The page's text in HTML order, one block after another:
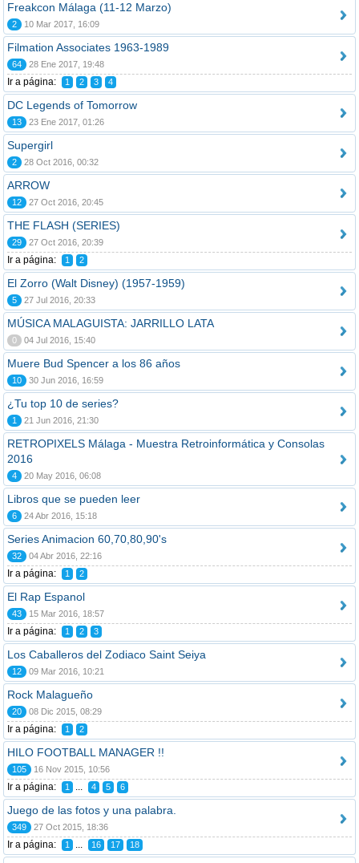
Freakcon Málaga (11-12 Marzo)
2 10 Mar 2017, 16:09
Filmation Associates 1963-1989
64 28 Ene 2017, 19:48
Ir a página: 1 2 3 4
DC Legends of Tomorrow
13 23 Ene 2017, 01:26
Supergirl
2 28 Oct 2016, 00:32
ARROW
12 27 Oct 2016, 20:45
THE FLASH (SERIES)
29 27 Oct 2016, 20:39
Ir a página: 1 2
El Zorro (Walt Disney) (1957-1959)
5 27 Jul 2016, 20:33
MÚSICA MALAGUISTA: JARRILLO LATA
0 04 Jul 2016, 15:40
Muere Bud Spencer a los 86 años
10 30 Jun 2016, 16:59
¿Tu top 10 de series?
1 21 Jun 2016, 21:30
RETROPIXELS Málaga - Muestra Retroinformática y Consolas
2016
4 20 May 2016, 06:08
Libros que se pueden leer
6 24 Abr 2016, 15:18
Series Animacion 60,70,80,90's
32 04 Abr 2016, 22:16
Ir a página: 1 2
El Rap Espanol
43 15 Mar 2016, 18:57
Ir a página: 1 2 3
Los Caballeros del Zodiaco Saint Seiya
12 09 Mar 2016, 10:21
Rock Malagueño
20 08 Dic 2015, 08:29
Ir a página: 1 2
HILO FOOTBALL MANAGER !!
105 16 Nov 2015, 10:56
Ir a página: 1 ... 4 5 6
Juego de las fotos y una palabra.
349 27 Oct 2015, 18:36
Ir a página: 1 ... 16 17 18